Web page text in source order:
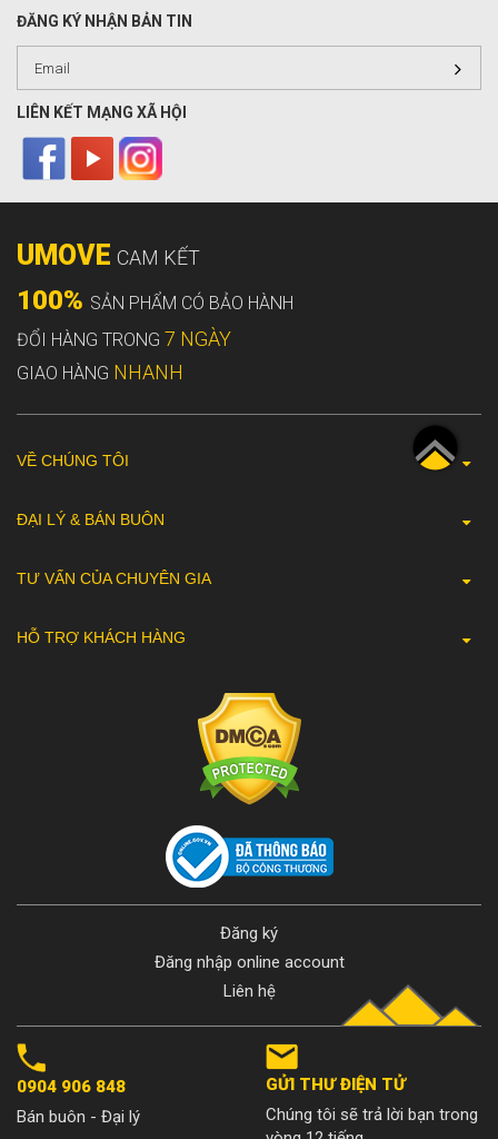
ĐĂNG KÝ NHẬN BẢN TIN
LIÊN KẾT MẠNG XÃ HỘI
UMOVE CAM KẾT
100% SẢN PHẨM CÓ BẢO HÀNH
ĐỔI HÀNG TRONG 7 NGÀY
GIAO HÀNG NHANH
VỀ CHÚNG TÔI
ĐẠI LÝ & BÁN BUÔN
TƯ VẤN CỦA CHUYÊN GIA
HỖ TRỢ KHÁCH HÀNG
Đăng ký
Đăng nhập online account
Liên hệ
0904 906 848
Bán buôn - Đại lý
GỬI THƯ ĐIỆN TỬ
Chúng tôi sẽ trả lời bạn trong